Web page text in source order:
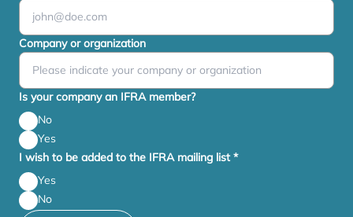
Company or organization
Is your company an IFRA member?
No
Yes
I wish to be added to the IFRA mailing list*
Yes
No